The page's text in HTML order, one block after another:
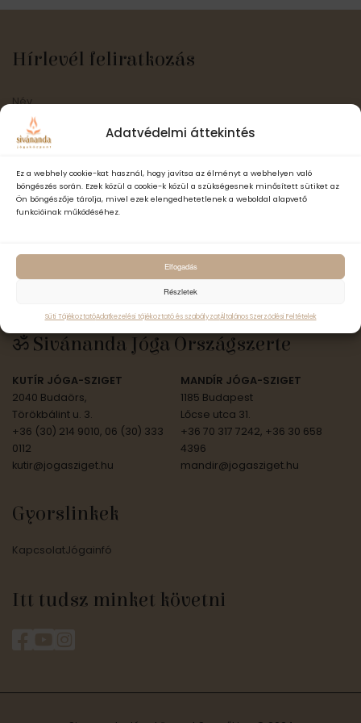
Adatvédelmi áttekintés
Ez a webhely cookie-kat használ, hogy javítsa az élményt a webhelyen való
böngészés során. Ezek közül a cookie-k közül a szükségesnek minősített sütiket az
Ön böngészője tárolja, mivel ezek elengedhetetlenek a weboldal alapvető
funkcióinak működéséhez.
Elfogadás
Részletek
Süti TájékoztatóAdatkezelési tájékoztató és szabályzatÁltalános Szerződési Feltételek
Hírlevél feliratkozás
Elfogadom a Sivánanda Jógaközpont Adatvédelmi- és
szabályzatát és hozzájárulok, hogy számomra hírlevelet küldjenek,
ॐ Sivánanda Jóga Országszerte
KUTÍR JÓGA-SZIGET
2040 Budaörs,
Törökbálint u. 3.
+36 (30) 214 9010, 06 (30) 333
0112
kutir@jogasziget.hu
MANDÍR JÓGA-SZIGET
1185 Budapest
Lőcse utca 31.
+36 70 317 7242, +36 30 658
4396
mandir@jogasziget.hu
Gyorslinkek
KapcsolatJógainfó
Itt tudsz minket követni